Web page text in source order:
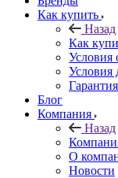
Как купить
Назад
Как
Условия
Условия
Блог
Компания
Назад
О
Новости